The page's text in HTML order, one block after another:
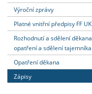
Výroční zprávy
Platné vnitřní předpisy FF UK
Rozhodnutí a sdělení děkana,
opatření a sdělení tajemníka
Opatření děkana
Zápisy